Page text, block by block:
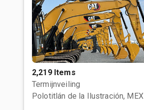
2,219 Items
Termijnveiling
Polotitlán de la Ilustración, MEX